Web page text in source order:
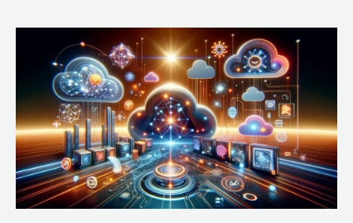
Nuvem:
Google
Cloud,
AWS
e
Azure